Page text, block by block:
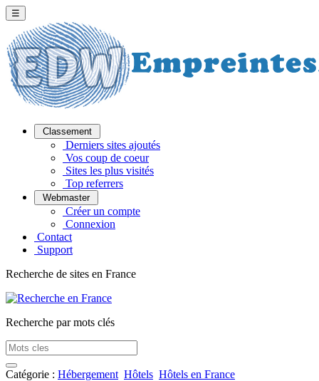
☰
Classement
Derniers sites ajoutés
Vos coup de coeur
Sites les plus visités
Top referrers
Webmaster
Créer un compte
Connexion
Contact
Support
Recherche de sites en France
Recherche par mots clés
Catégorie : Hébergement Hôtels Hôtels en France